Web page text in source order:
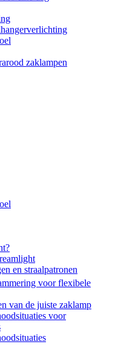
zaklampen
en straalpatronen
voor flexibele
van de juiste zaklamp
voor